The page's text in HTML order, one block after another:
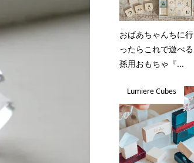
おばあちゃんちに行
ったらこれで遊べる
孫用おもちゃ『...
Lumiere Cubes